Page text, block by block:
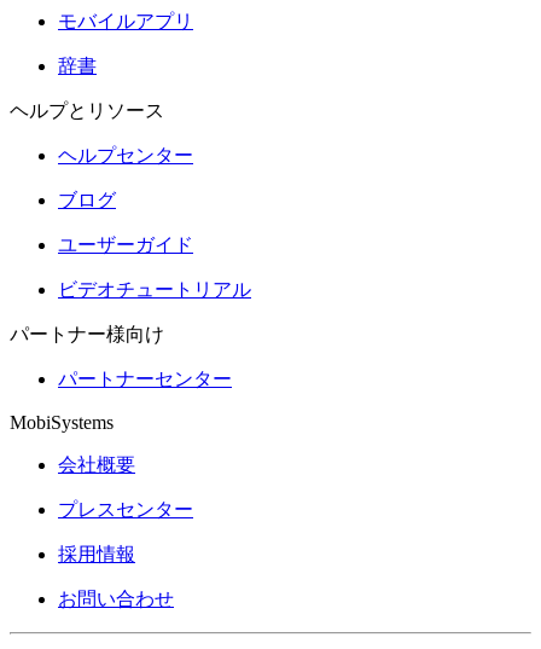
モバイルアプリ
辞書
ヘルプとリソース
ヘルプセンター
ブログ
ユーザーガイド
ビデオチュートリアル
パートナー様向け
パートナーセンター
MobiSystems
会社概要
プレスセンター
採用情報
お問い合わせ